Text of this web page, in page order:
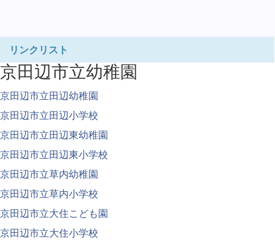
リンクリスト
京田辺市立幼稚園
京田辺市立田辺幼稚園
京田辺市立田辺小学校
京田辺市立田辺東幼稚園
京田辺市立田辺東小学校
京田辺市立草内幼稚園
京田辺市立草内小学校
京田辺市立大住こども園
京田辺市立大住小学校